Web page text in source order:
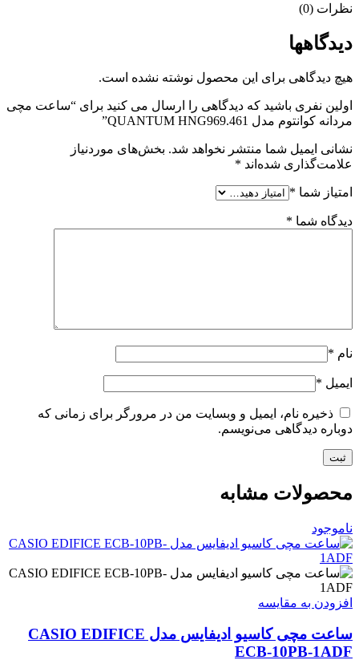
نظرات (0)
دیدگاهها
هیچ دیدگاهی برای این محصول نوشته نشده است.
اولین نفری باشید که دیدگاهی را ارسال می کنید برای “ساعت مچی
مردانه کوانتوم مدل QUANTUM HNG969.461”
نشانی ایمیل شما منتشر نخواهد شد. بخش‌های موردنیاز
علامت‌گذاری شده‌اند *
امتیاز شما *
دیدگاه شما *
نام *
ایمیل *
ذخیره نام، ایمیل و وبسایت من در مرورگر برای زمانی که
دوباره دیدگاهی می‌نویسم.
محصولات مشابه
ناموجود
افزودن به مقایسه
ساعت مچی کاسیو ادیفایس مدل CASIO EDIFICE
ECB-10PB-1ADF